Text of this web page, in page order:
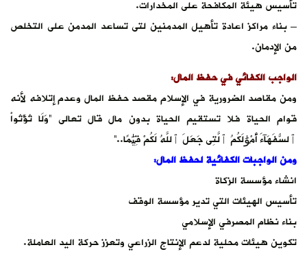
تأسيس هيئة المكافحة على المخدارات.
– بناء مراكز اعادة تأهيل المدمنين لتى تساعد المدمن على التخلص
من الإدمان.
الواجب الكفائي في حفظ المال:
ومن مقاصد الضرورية في الإسلام مقصد حفظ المال وعدم إتلافه لأنه
قوام الحياة فلا تستقيم الحياة بدون مال قال تعالى “وَلَا تُؤْتُواْ
ٱلسُّفَهَآءَ أَمْوَٰلَكُمُ ٱلَّتِى جَعَلَ ٱللَّهُ لَكُمْ قِيَٰمًا..”
ومن الواجبات الكفائية لحفظ المال:
انشاء مؤسسة الزكاة
تأسيس الهيئات التي تدير مؤسسة الوقف
بناء نظام المصرفي الإسلامي
تكوين هيئات محلية لدعم الإنتاج الزراعي وتعزز حركة اليد العاملة.